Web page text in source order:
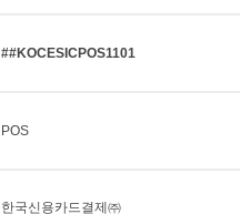
##KOCESICPOS1101
POS
한국신용카드결제㈜